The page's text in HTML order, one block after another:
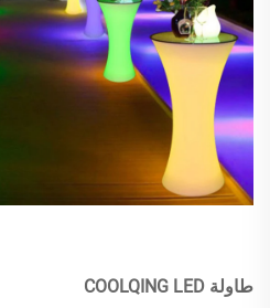
طاولة COOLQING LED